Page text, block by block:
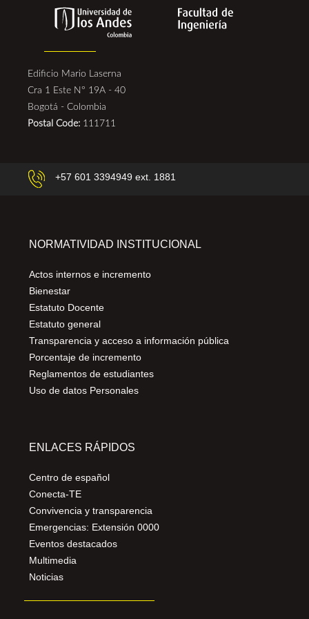
Edificio Mario Laserna
Cra 1 Este N° 19A - 40
Bogotá - Colombia
Postal Code: 111711
+57 601 3394949 ext. 1881
NORMATIVIDAD INSTITUCIONAL
Actos internos e incremento
Bienestar
Estatuto Docente
Estatuto general
Transparencia y acceso a información pública
Porcentaje de incremento
Reglamentos de estudiantes
Uso de datos Personales
ENLACES RÁPIDOS
Centro de español
Conecta-TE
Convivencia y transparencia
Emergencias: Extensión 0000
Eventos destacados
Multimedia
Noticias